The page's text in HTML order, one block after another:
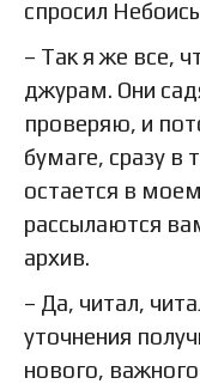
спросил
– Так я же все,
джурам. Они
проверяю, и
бумаге, сразу в
остается в
рассылаются
архив.
– Да, читал,
уточнения
нового,